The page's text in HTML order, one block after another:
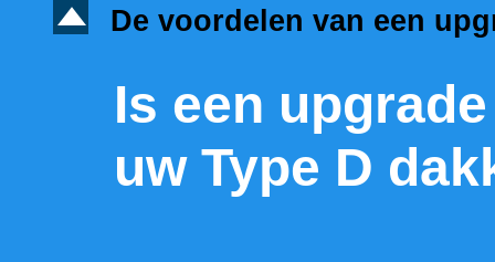
D De voordelen van een
Is een
uw Type D